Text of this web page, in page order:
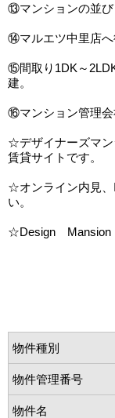
⑬マンションの並び
⑭マルエツ中里店へ
⑮間取り1DK～
建。
⑯マンション管理会
☆デザイナーズマン
賃貸サイトです。
☆オンライン内見、
い。
☆Design Mansion
物件種別
物件管理番号
物件名